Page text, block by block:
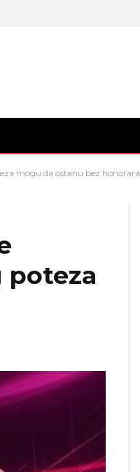
mogu da ostanu bez honorara
poteza